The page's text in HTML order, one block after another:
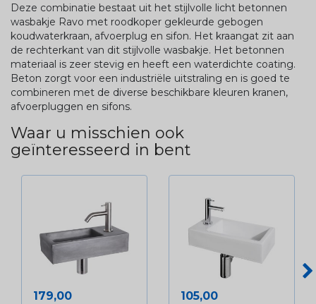
Deze combinatie bestaat uit het stijlvolle licht betonnen
wasbakje Ravo met roodkoper gekleurde gebogen
koudwaterkraan, afvoerplug en sifon. Het kraangat zit aan
de rechterkant van dit stijlvolle wasbakje. Het betonnen
materiaal is zeer stevig en heeft een waterdichte coating.
Beton zorgt voor een industriële uitstraling en is goed te
combineren met de diverse beschikbare kleuren kranen,
afvoerpluggen en sifons.
Waar u misschien ook
geïnteresseerd in bent
Prijs
179,00 Prijs
105,00